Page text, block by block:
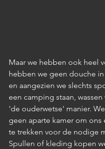
Maar we hebben ook heel
hebben we geen douche in
en aangezien we slechts
een camping staan,
'de ouderwetse' manier.
geen aparte kamer om ons
te trekken voor de nodige
Spullen of kleding kopen